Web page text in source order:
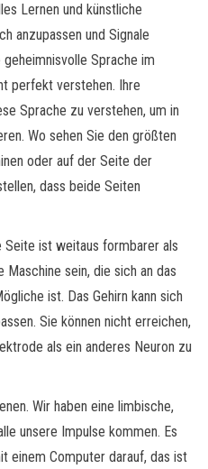
Lernen und künstliche
anzupassen und Signale
Sprache im
perfekt verstehen. Ihre
Sprache zu verstehen, um in
Wo sehen Sie den größten
oder auf der Seite der
dass beide Seiten
Seite ist weitaus formbarer als
sein, die sich an das
ist. Das Gehirn kann sich
Sie können nicht erreichen,
als ein anderes Neuron zu
Wir haben eine limbische,
unsere Impulse kommen. Es
einem Computer darauf, das ist